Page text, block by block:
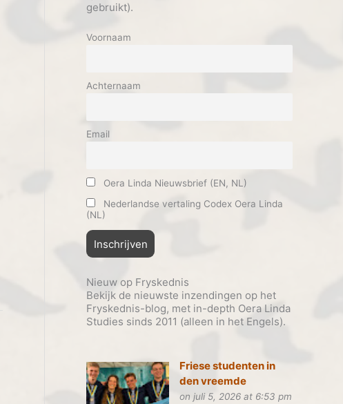
gebruikt).
Voornaam
Achternaam
Email
Oera Linda Nieuwsbrief (EN, NL)
Nederlandse vertaling Codex Oera Linda
(NL)
Nieuw op Fryskednis
Bekijk de nieuwste inzendingen op het
Fryskednis-blog, met in-depth Oera Linda
Studies sinds 2011 (alleen in het Engels).
Friese studenten in
den vreemde
on juli 5, 2026 at 6:53 pm